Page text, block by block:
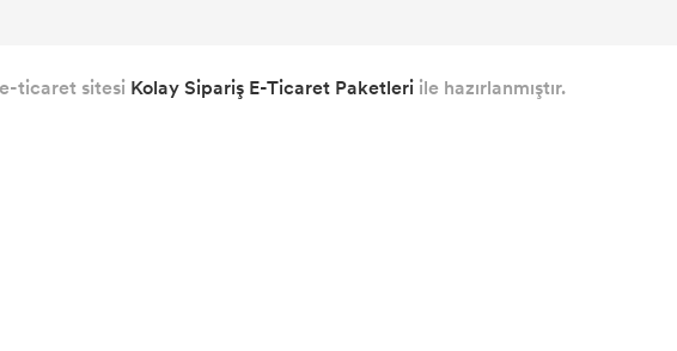
ticaret sitesi Kolay Sipariş E-Ticaret Paketleriile hazırlanmıştır.